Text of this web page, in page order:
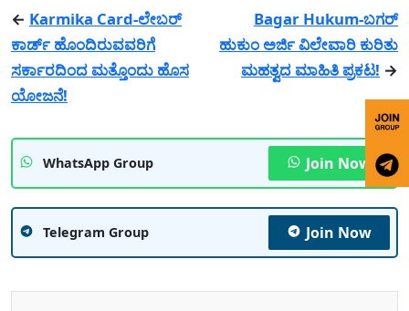
← Karmika Card-ಲೇಬರ್
ಕಾರ್ಡ್ ಹೊಂದಿರುವವರಿಗೆ
ಸರ್ಕಾರದಿಂದ ಮತ್ತೊಂದು ಹೊಸ
ಯೋಜನೆ!
Bagar Hukum-ಬಗರ್
ಹುಕುಂ ಅರ್ಜಿ ವಿಲೇವಾರಿ ಕುರಿತು
ಮಹತ್ವದ ಮಾಹಿತಿ ಪ್ರಕಟ! →
WhatsApp Group Join Now
Telegram Group Join Now